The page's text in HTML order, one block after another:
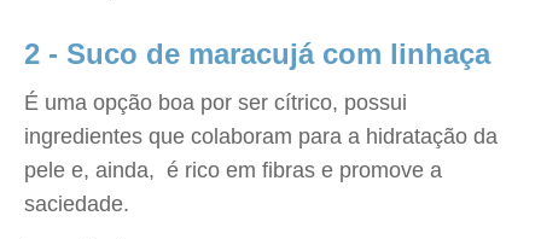
2 - Suco de maracujá com linhaça
É uma opção boa por ser cítrico, possui
ingredientes que colaboram para a hidratação da
pele e, ainda, é rico em fibras e promove a
saciedade.